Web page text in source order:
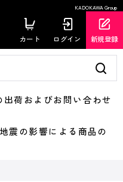
KADOKAWA Group
カート ログイン 新規登録
荷およびお問い合わせ
の影響による商品の